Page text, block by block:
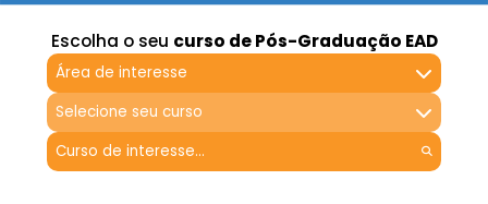
Escolha o seu curso de Pós-Graduação EAD
Área de interesse
Selecione seu curso